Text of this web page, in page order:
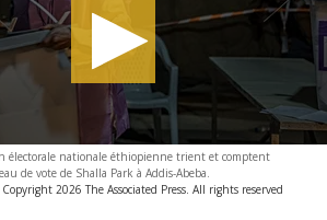
électorale nationale éthiopienne trient et comptent
de vote de Shalla Park à Addis-Abeba.
Copyright 2026 The Associated Press. All rights reserved